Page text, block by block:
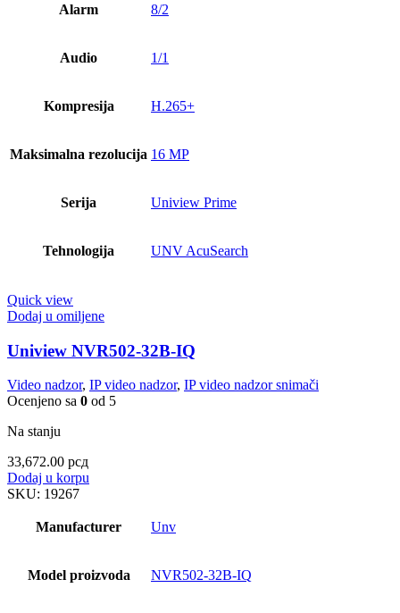
Alarm 8/2
Audio 1/1
Kompresija H.265+
Maksimalna rezolucija 16 MP
Serija Uniview Prime
Tehnologija UNV AcuSearch
Quick view
Dodaj u omiljene
Uniview NVR502-32B-IQ
Video nadzor, IP video nadzor, IP video nadzor snimači
Ocenjeno sa 0 od 5
Na stanju
33,672.00 рсд
Dodaj u korpu
SKU: 19267
Manufacturer Unv
Model proizvoda NVR502-32B-IQ